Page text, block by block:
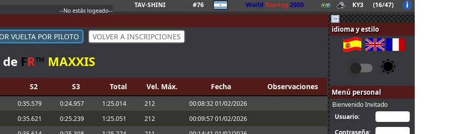
; Y t3, a fondo o a casa
sales de boxes ; Para que valide el
obligatorio, yo lo meto en la carpeta
tyre manufacturers too
TAV-SHINI
#76 World Touring 2000 KY3
(16/47)
AU2
(25/79)
GUMlllKingOfIce KY3
(2/47)
GUMlllderinus KY3
(2/47)
(25/79)
AU2
(25/79)
N] Cameron FBMSaturday AU2 (25/79)
--No estás logeado--
VUELTA POR PILOTO VOLVER A INSCRIPCIONES
FR™ MAXXIS
S2 S3 Total Vel. Máx. Fecha Observaciones
0:35.579 0:24.957 1:25.014 212
00:08:32 01/02/2026
0:35.621 0:25.239 1:25.051 212
00:09:57 01/02/2026
idioma y estilo
Menú personal
Bienvenido Invitado
Usuario: